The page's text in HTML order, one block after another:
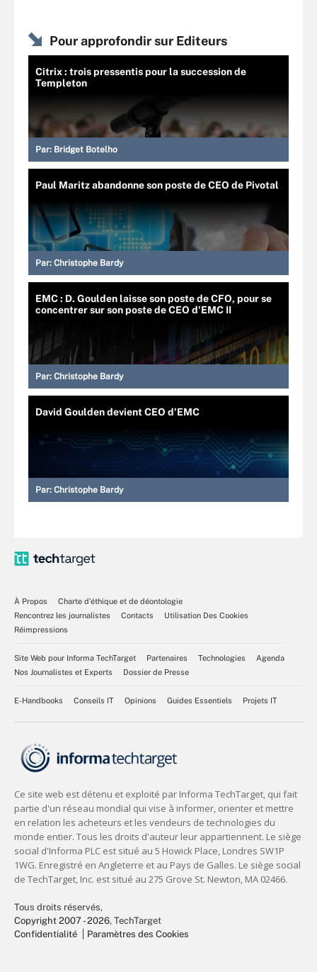
Pour approfondir sur Editeurs
Citrix : trois pressentis pour la succession de
Templeton
Par: Bridget Botelho
Paul Maritz abandonne son poste de CEO de Pivotal
Par: Christophe Bardy
EMC : D. Goulden laisse son poste de CFO, pour se
concentrer sur son poste de CEO d'EMC II
Par: Christophe Bardy
David Goulden devient CEO d'EMC
Par: Christophe Bardy
À Propos
Charte d’éthique et de déontologie
Rencontrez les journalistes
Contacts
Utilisation Des Cookies
Réimpressions
Site Web pour Informa TechTarget Partenaires Technologies
Agenda
Nos Journalistes et Experts
Dossier de Presse
E-Handbooks Conseils IT Opinions Guides Essentiels Projets IT
Tous droits réservés,
Copyright 2007 - 2026, TechTarget
Confidentialité
Paramètres des Cookies